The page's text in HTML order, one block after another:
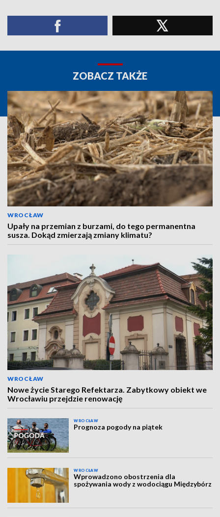
ZOBACZ TAKŻE
WROCŁAW
Upały na przemian z burzami, do tego permanentna
susza. Dokąd zmierzają zmiany klimatu?
WROCŁAW
Nowe życie Starego Refektarza. Zabytkowy obiekt we
Wrocławiu przejdzie renowację
WROCŁAW
Prognoza pogody na piątek
WROCŁAW
Wprowadzono obostrzenia dla
spożywania wody z wodociągu Międzybórz